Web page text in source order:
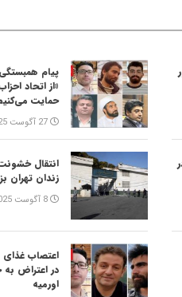
پیام
«از اتحاد
حمایت
27 آگوست 2025 - 16:38
انتقال
زندان تهران
8 آگوست 2025 - 20:33
اعتصاب غذای
در اعتراض
اورمیه